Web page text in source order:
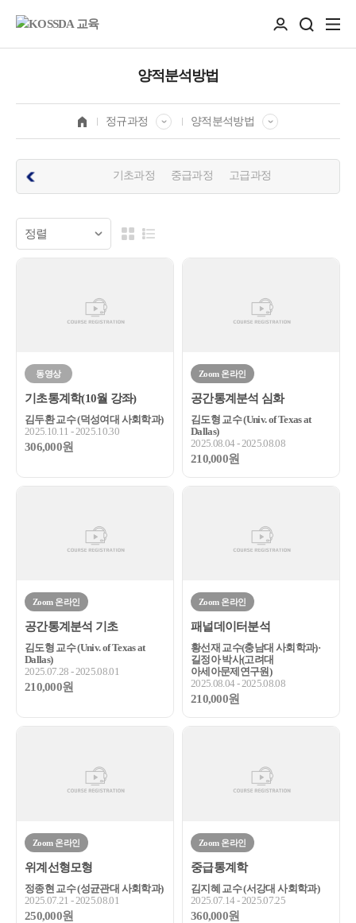
양적분석방법
정규과정 양적분석방법
기초과정 중급과정 고급과정
동영상
기초통계학(10월 강좌)
김두환 교수 (덕성여대 사회학과)
2025.10.11 - 2025.10.30
306,000원
Zoom 온라인
공간통계분석 심화
김도형 교수 (Univ. of Texas at
Dallas)
2025.08.04 - 2025.08.08
210,000원
Zoom 온라인
공간통계분석 기초
김도형 교수 (Univ. of Texas at
Dallas)
2025.07.28 - 2025.08.01
210,000원
Zoom 온라인
패널데이터분석
황선재 교수(충남대 사회학과)·
길정아 박사(고려대
아세아문제연구원)
2025.08.04 - 2025.08.08
210,000원
Zoom 온라인
위계선형모형
정종현 교수 (성균관대 사회학과)
2025.07.21 - 2025.08.01
250,000원
Zoom 온라인
중급통계학
김지혜 교수 (서강대 사회학과)
2025.07.14 - 2025.07.25
360,000원